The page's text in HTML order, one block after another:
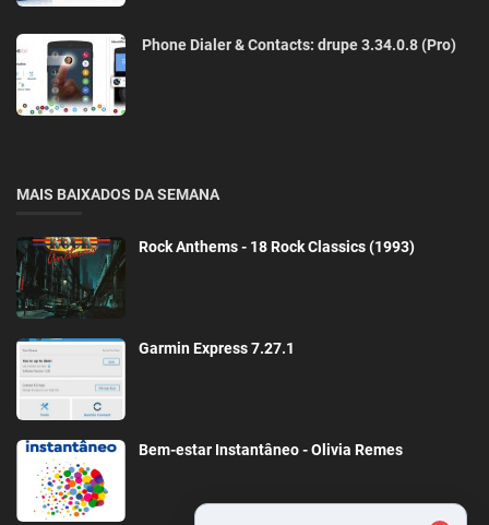
Phone Dialer & Contacts: drupe 3.34.0.8 (Pro)
MAIS BAIXADOS DA SEMANA
Rock Anthems - 18 Rock Classics (1993)
Garmin Express 7.27.1
Bem-estar Instantâneo - Olivia Remes